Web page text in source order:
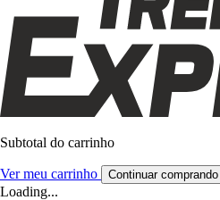
Subtotal do carrinho
Ver meu carrinho Continuar comprando
Loading...